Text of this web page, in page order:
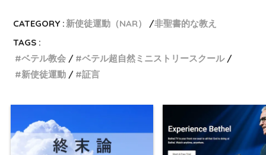
CATEGORY :新使徒運動（NAR）
非聖書的な教え
TAGS :
ベテル教会
ベテル超自然ミニストリースクール
新使徒運動
証言